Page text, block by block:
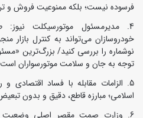
فرسوده نیست؛ بلکه ممنوعیت فروش و
مدیرمسئول موتورسیکلت
خودروسازان می‌تواند به کنترل بازار
نوشماره را بررسی کنید/ بزرگ‌ترین
توجه به جان و سلامت موتورسواران است
الزامات مقابله با فساد اقتصادی
اسلامی؛ مبارزه قاطع، دقیق و بدون
وزارت صمت مقصر اصلی وضعیت